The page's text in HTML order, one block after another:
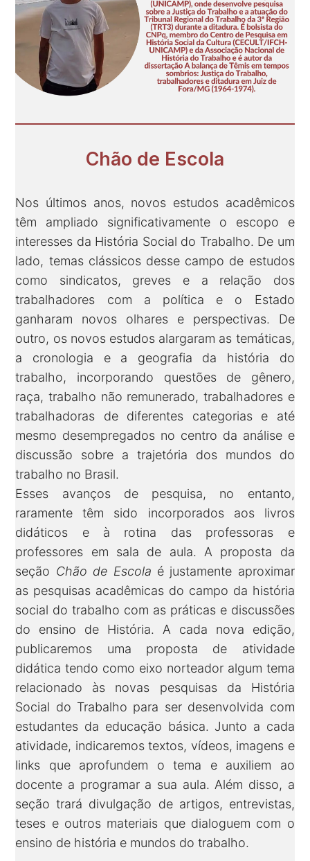
Chão de Escola
Nos últimos anos, novos estudos acadêmicos
têm ampliado significativamente o escopo e
interesses da História Social do Trabalho. De um
lado, temas clássicos desse campo de estudos
como sindicatos, greves e a relação dos
trabalhadores com a política e o Estado
ganharam novos olhares e perspectivas. De
outro, os novos estudos alargaram as temáticas,
a cronologia e a geografia da história do
trabalho, incorporando questões de gênero,
raça, trabalho não remunerado, trabalhadores e
trabalhadoras de diferentes categorias e até
mesmo desempregados no centro da análise e
discussão sobre a trajetória dos mundos do
trabalho no Brasil.
Esses avanços de pesquisa, no entanto,
raramente têm sido incorporados aos livros
didáticos e à rotina das professoras e
professores em sala de aula. A proposta da
seção Chão de Escola é justamente aproximar
as pesquisas acadêmicas do campo da história
social do trabalho com as práticas e discussões
do ensino de História. A cada nova edição,
publicaremos uma proposta de atividade
didática tendo como eixo norteador algum tema
relacionado às novas pesquisas da História
Social do Trabalho para ser desenvolvida com
estudantes da educação básica. Junto a cada
atividade, indicaremos textos, vídeos, imagens e
links que aprofundem o tema e auxiliem ao
docente a programar a sua aula. Além disso, a
seção trará divulgação de artigos, entrevistas,
teses e outros materiais que dialoguem com o
ensino de história e mundos do trabalho.